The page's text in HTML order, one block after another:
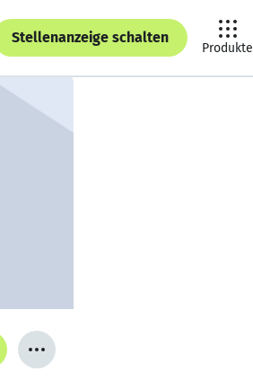
Stellenanzeige schalten
Produkte